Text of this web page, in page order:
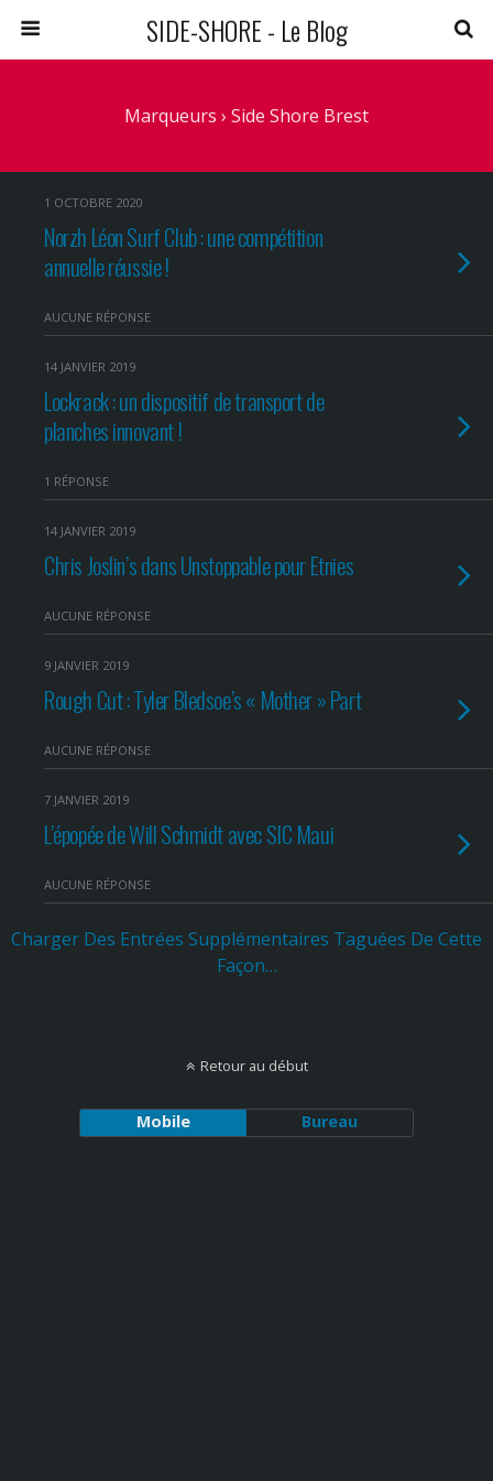
SIDE-SHORE - Le Blog
Marqueurs › Side Shore Brest
1 OCTOBRE 2020
Norzh Léon Surf Club : une compétition
annuelle réussie !
AUCUNE RÉPONSE
14 JANVIER 2019
Lockrack : un dispositif de transport de
planches innovant !
1 RÉPONSE
14 JANVIER 2019
Chris Joslin’s dans Unstoppable pour Etnies
AUCUNE RÉPONSE
9 JANVIER 2019
Rough Cut : Tyler Bledsoe’s « Mother » Part
AUCUNE RÉPONSE
7 JANVIER 2019
L’épopée de Will Schmidt avec SIC Maui
AUCUNE RÉPONSE
Charger Des Entrées Supplémentaires Taguées De Cette
Façon…
Retour au début
Mobile Bureau